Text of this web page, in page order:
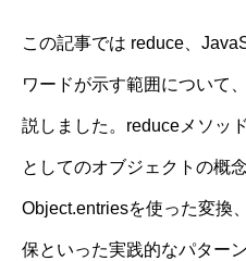
この記事では reduce、
ワードが示す範囲について
説しました。reduceメソッ
としてのオブジェクトの概
Object.entriesを使った変換
保といった実践的なパター